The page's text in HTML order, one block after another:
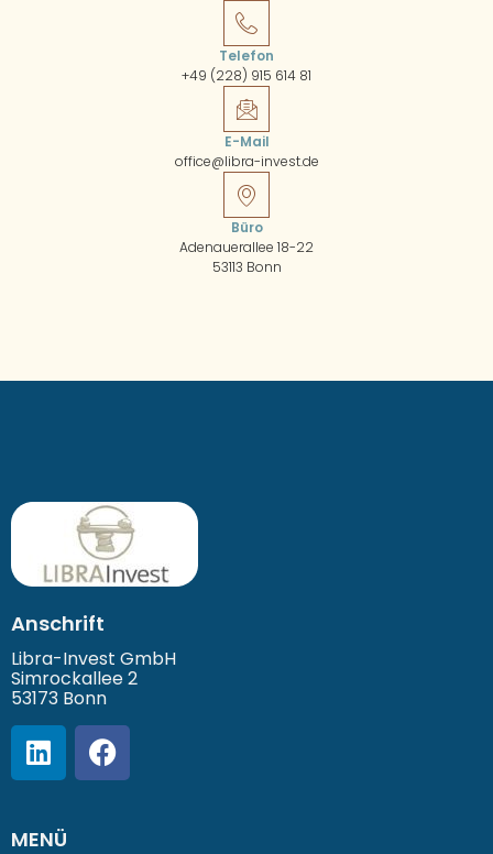
Telefon
+49 (228) 915 614 81
E-Mail
office@libra-invest.de
Büro
Adenauerallee 18-22
53113 Bonn
Anschrift
Libra-Invest GmbH
Simrockallee 2
53173 Bonn
MENÜ